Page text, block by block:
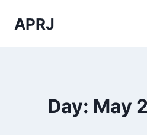
APRJ
Day: May